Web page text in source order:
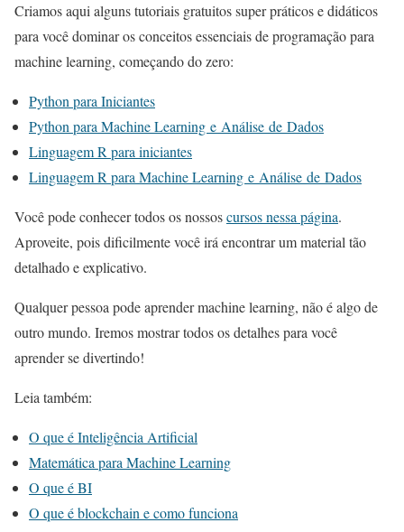
Criamos aqui alguns tutoriais gratuitos super práticos e didáticos
para você dominar os conceitos essenciais de programação para
machine learning, começando do zero:
Python para Iniciantes
Python para Machine Learning e Análise de Dados
Linguagem R para iniciantes
Linguagem R para Machine Learning e Análise de Dados
Você pode conhecer todos os nossoscursos nessa página.
Aproveite, pois dificilmente você irá encontrar um material tão
detalhado e explicativo.
Qualquer pessoa pode aprender machine learning, não é algo de
outro mundo. Iremos mostrar todos os detalhes para você
aprender se divertindo!
Leia também:
O que é Inteligência Artificial
Matemática para Machine Learning
O que é BI
O que é blockchain e como funciona